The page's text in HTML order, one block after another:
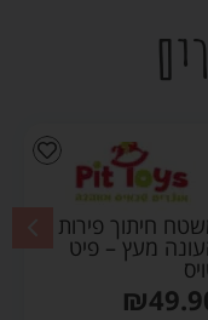
חיתוך פירות
מעץ – פיט
₪